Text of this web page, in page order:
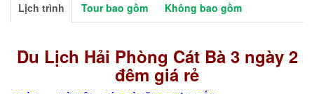
Lịch trình Tour bao gồm Không bao gồm
Du Lịch Hải Phòng Cát Bà 3 ngày 2
đêm giá rẻ